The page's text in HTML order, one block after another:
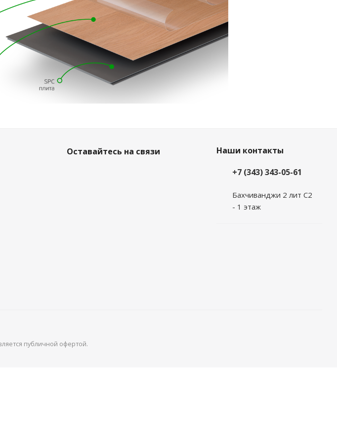
Оставайтесь на связи
Наши контакты
+7 (343) 343-05-61
Бахчиванджи 2 лит С2
- 1 этаж
публичной офертой.